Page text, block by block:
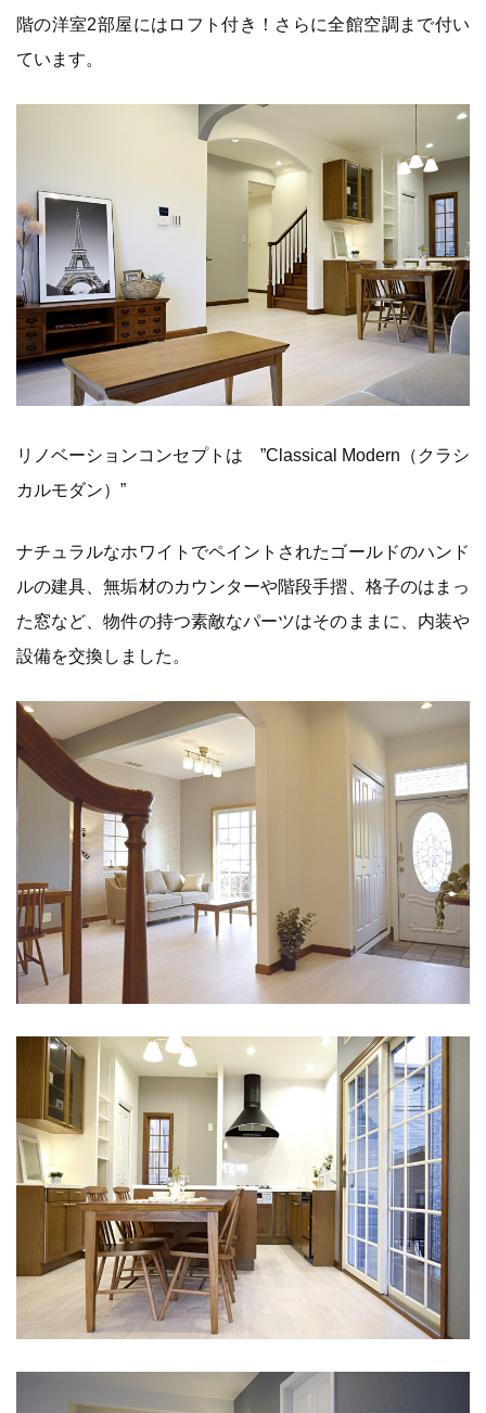
階の洋室2部屋にはロフト付き！さらに全館空調まで付い
ています。
リノベーションコンセプトは ”Classical Modern（クラシ
カルモダン）”
ナチュラルなホワイトでペイントされたゴールドのハンド
ルの建具、無垢材のカウンターや階段手摺、格子のはまっ
た窓など、物件の持つ素敵なパーツはそのままに、内装や
設備を交換しました。